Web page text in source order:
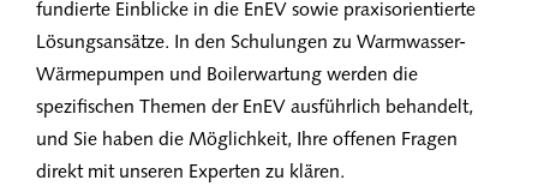
fundierte Einblicke in die EnEV sowie praxisorientierte
Lösungsansätze. In den Schulungen zu Warmwasser-
Wärmepumpen und Boilerwartung werden die
spezifischen Themen der EnEV ausführlich behandelt,
und Sie haben die Möglichkeit, Ihre offenen Fragen
direkt mit unseren Experten zu klären.